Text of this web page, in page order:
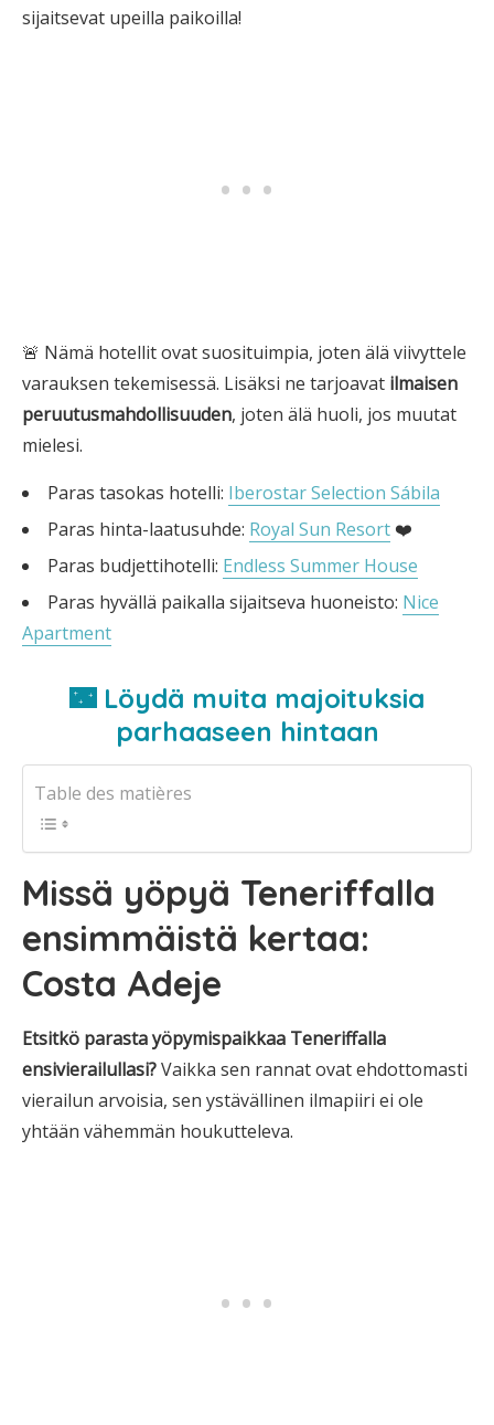
sijaitsevat upeilla paikoilla!
🚨 Nämä hotellit ovat suosituimpia, joten älä viivyttele
varauksen tekemisessä. Lisäksi ne tarjoavat ilmaisen
peruutusmahdollisuuden, joten älä huoli, jos muutat
mielesi.
Paras tasokas hotelli: Iberostar Selection Sábila
Paras hinta-laatusuhde: Royal Sun Resort ❤️
Paras budjettihotelli: Endless Summer House
Paras hyvällä paikalla sijaitseva huoneisto: Nice
Apartment
🌃 Löydä muita majoituksia
parhaaseen hintaan
Table des matières
Missä yöpyä Teneriffalla
ensimmäistä kertaa:
Costa Adeje
Etsitkö parasta yöpymispaikkaa Teneriffalla
ensivierailullasi?Vaikka sen rannat ovat ehdottomasti
vierailun arvoisia, sen ystävällinen ilmapiiri ei ole
yhtään vähemmän houkutteleva.